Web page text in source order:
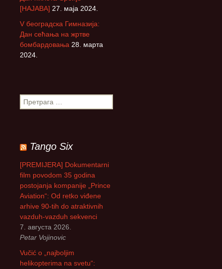
[НАЈАВА] 27. маја 2024.
V београдска Гимназија:
Дан сећања на жртве
бомбардовања 28. марта
2024.
П
р
а
г
а
а
Tango Six
[PREMIJERA] Dokumentarni
film povodom 35 godina
postojanja kompanije „Prince
Aviation“: Od retko viđene
arhive 90-tih do atraktivnih
vazduh-vazduh sekvenci
7. августа 2026.
Petar Vojinovic
Vučić o „najboljim
helikopterima na svetu“: